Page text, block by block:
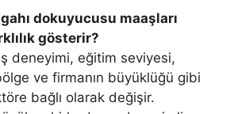
dokuyucusu maaşları
gösterir?
deneyimi, eğitim seviyesi,
ve firmanın büyüklüğü gibi
bağlı olarak değişir.